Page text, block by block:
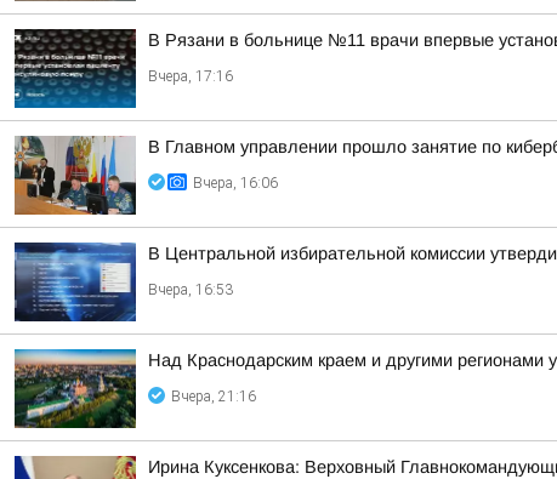
В Рязани в больнице №11 врачи впервые
Вчера, 17:16
В Главном управлении прошло занятие по
Вчера, 16:06
В Центральной избирательной комиссии
Вчера, 16:53
Над Краснодарским краем и другими
Вчера, 21:16
Ирина Куксенкова: Верховный